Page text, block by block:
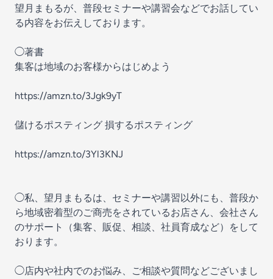
望月まもるが、普段セミナーや講習会などでお話してい
る内容をお伝えしております。
◯著書
集客は地域のお客様からはじめよう
https://amzn.to/3Jgk9yT
儲けるポスティング 損するポスティング
https://amzn.to/3Yl3KNJ
◯私、望月まもるは、セミナーや講習以外にも、普段か
ら地域密着型のご商売をされているお店さん、会社さん
のサポート（集客、販促、相談、社員育成など）をして
おります。
◯店内や社内でのお悩み、ご相談や質問などございまし